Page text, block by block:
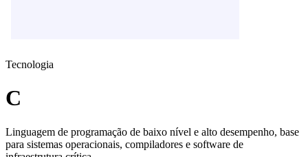
Tecnologia
C
Linguagem de programação de baixo nível e alto desempenho, base
para sistemas operacionais, compiladores e software de